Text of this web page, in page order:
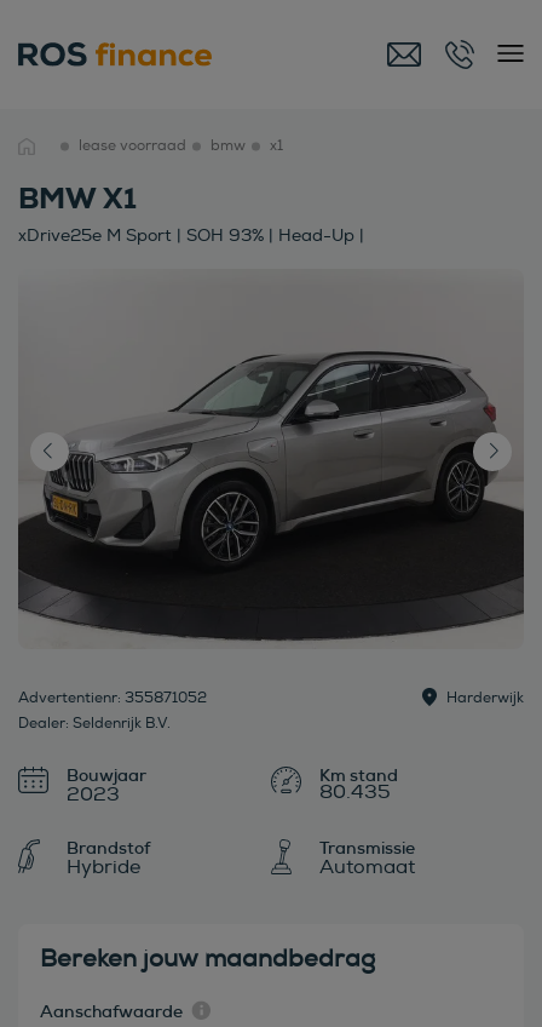
lease voorraad bmw x1
BMW X1
xDrive25e M Sport | SOH 93% | Head-Up |
Advertentienr: 355871052
Dealer: Seldenrijk B.V.
Harderwijk
Bouwjaar
2023 80.435
Brandstof
Hybride
Transmissie
Automaat
Bereken jouw maandbedrag
Aanschafwaarde